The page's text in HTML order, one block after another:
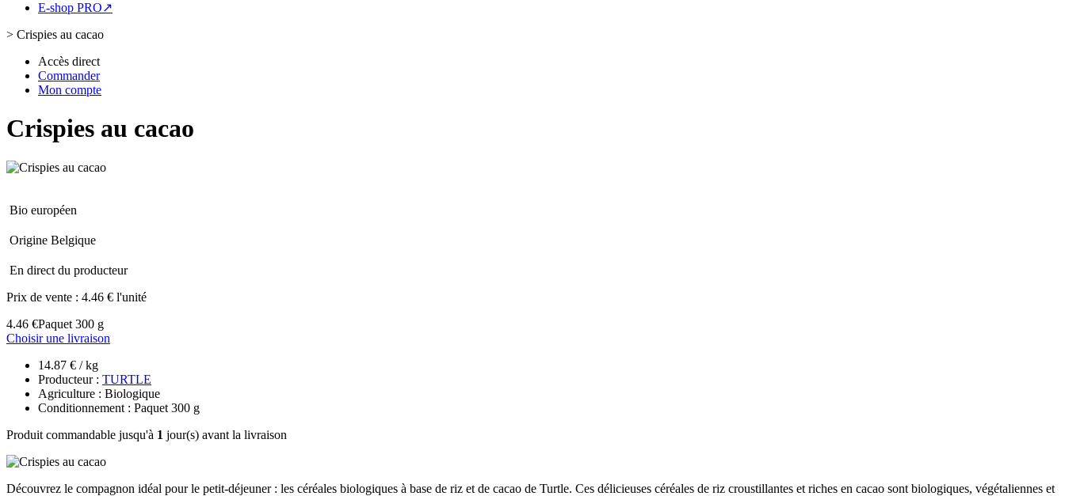
E-shop PRO↗
> Crispies au cacao
Accès direct
Commander
Mon compte
Crispies au cacao
Bio européen
Origine Belgique
En direct du producteur
Prix de vente : 4.46 € l'unité
4.46 €Paquet 300 g
Choisir une livraison
14.87 € / kg
Producteur : TURTLE
Agriculture : Biologique
Conditionnement : Paquet 300 g
Produit commandable jusqu'à 1 jour(s) avant la livraison
Découvrez le compagnon idéal pour le petit-déjeuner : les céréales biologiques à base de riz et de cacao de Turtle. Ces délicieuses céréales de riz croustillantes et riches en cacao sont biologiques, végétaliennes et